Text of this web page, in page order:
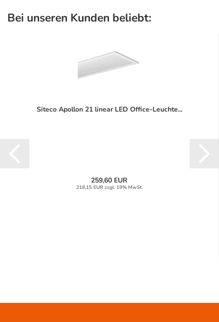
Bei unseren Kunden beliebt:
Siteco Apollon 21 linear LED Office-Leuchte...
259,60 EUR
218,15 EUR zzgl. 19% MwSt.